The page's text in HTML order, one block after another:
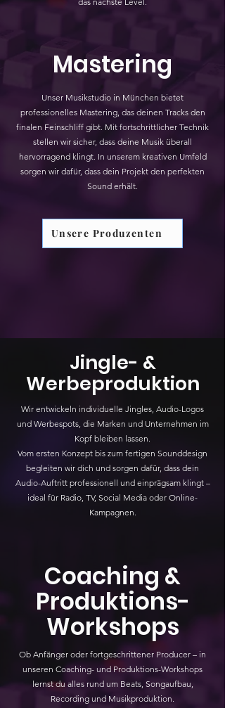
Mastering
Unser Musikstudio in München bietet
professionelles Mastering, das deinen Tracks den
finalen Feinschliff gibt. Mit fortschrittlicher Technik
stellen wir sicher, dass deine Musik überall
hervorragend klingt. In unserem kreativen Umfeld
sorgen wir dafür, dass dein Projekt den perfekten
Sound erhält.
Unsere Produzenten
Jingle- &
Werbeproduktion
Wir entwickeln individuelle Jingles, Audio-Logos
und Werbespots, die Marken und Unternehmen im
Kopf bleiben lassen.
Vom ersten Konzept bis zum fertigen Sounddesign
begleiten wir dich und sorgen dafür, dass dein
Audio-Auftritt professionell und einprägsam klingt –
ideal für Radio, TV, Social Media oder Online-
Kampagnen.
Coaching &
Produktions-
Workshops
Ob Anfänger oder fortgeschrittener Producer – in
unseren Coaching- und Produktions-Workshops
lernst du alles rund um Beats, Songaufbau,
Recording und Musikproduktion.